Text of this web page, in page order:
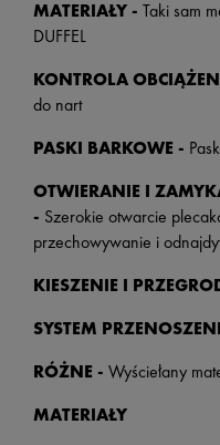
MATERIAŁY - Taki sam
DUFFEL
KONTROLA
do nart
PASKI BARKOWE -
OTWIERANIE I
- Szerokie otwarcie
przechowywanie i
KIESZENIE I
SYSTEM
RÓŻNE - Wyściełany
MATERIAŁY